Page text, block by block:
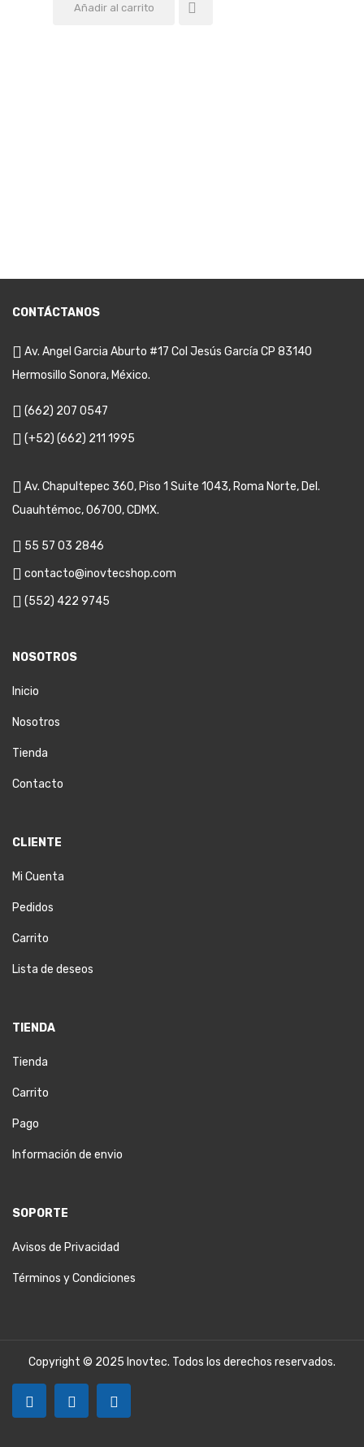
Añadir al carrito
CONTÁCTANOS
Av. Angel Garcia Aburto #17 Col Jesús García CP 83140
Hermosillo Sonora, México.
(662) 207 0547
(+52) (662) 211 1995
Av. Chapultepec 360, Piso 1 Suite 1043, Roma Norte, Del.
Cuauhtémoc, 06700, CDMX.
55 57 03 2846
contacto@inovtecshop.com
(552) 422 9745
NOSOTROS
Inicio
Nosotros
Tienda
Contacto
CLIENTE
Mi Cuenta
Pedidos
Carrito
Lista de deseos
TIENDA
Tienda
Carrito
Pago
Información de envio
SOPORTE
Avisos de Privacidad
Términos y Condiciones
Copyright © 2025 Inovtec. Todos los derechos reservados.